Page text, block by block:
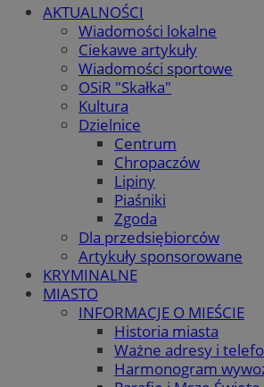
AKTUALNOŚCI
Wiadomości lokalne
Ciekawe artykuły
Wiadomości sportowe
OSiR "Skałka"
Kultura
Dzielnice
Centrum
Chropaczów
Lipiny
Piaśniki
Zgoda
Dla przedsiębiorców
Artykuły sponsorowane
KRYMINALNE
MIASTO
INFORMACJE O MIEŚCIE
Historia miasta
Ważne adresy i
Harmonogram